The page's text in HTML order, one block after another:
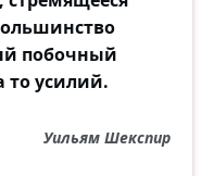
побочный
то усилий.
Уильям Шекспир